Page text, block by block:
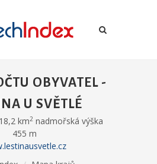
OBYVATEL -
U SVĚTLÉ
km2nadmořská výška
455 m